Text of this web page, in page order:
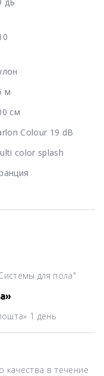
для пола"
1 день
в течение
м
см
Colour 19 dB
color splash